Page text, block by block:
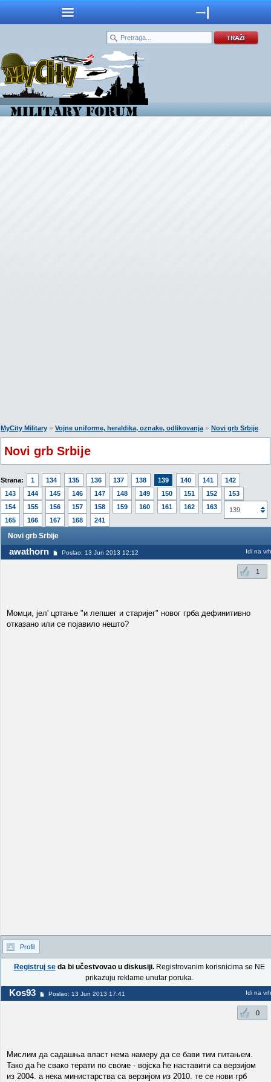
MyCity Military » Vojne uniforme, heraldika, oznake, odlikovanja» Novi grb Srbije
Novi grb Srbije
Strana: 1 134 135 136 137 138 139 140 141
142
143
144 145 146 147 148 149 150 151 152
153
154
155 156 157 158 159 160 161 162 163
164
165
166 167 168 241
139
Novi grb Srbije
awathorn Poslao: 13 Jun 2013 12:12 Idi na vrh
1
Момци, јел' цртање "и лепшег и старијег" новог грба дефинитивно
отказано или се појавило нешто?
Profil
Registruj seda bi učestvovao u diskusiji.Registrovanim korisnicima se NE
prikazuju reklame unutar poruka.
Kos93 Poslao: 13 Jun 2013 17:41 Idi na vrh
0
Мислим да садашња власт нема намеру да се бави тим питањем.
Тако да ће свако терати по своме - војска ће наставити са верзијом
из 2004. а нека министарства са верзијом из 2010. те се нови грб